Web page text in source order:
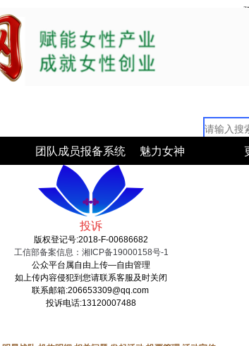
团队成员报备系统 魅力女神
投诉
版权登记号:2018-F-00686682
工信部备案信息：湘ICP备19000158号-1
公众平台属自由上传—自由管理
如上传内容侵犯到您请联系客服及时关闭
联系邮箱:206653309@qq.com
投诉电话:13120007488